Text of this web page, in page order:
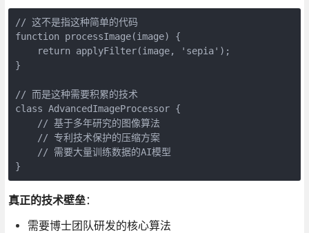
// 这不是指这种简单的代码
function processImage(image) {
    return applyFilter(image, 'sepia');
}
// 而是这种需要积累的技术
class AdvancedImageProcessor {
    // 基于多年研究的图像算法
    // 专利技术保护的压缩方案
    // 需要大量训练数据的AI模型
}
真正的技术壁垒：
需要博士团队研发的核心算法